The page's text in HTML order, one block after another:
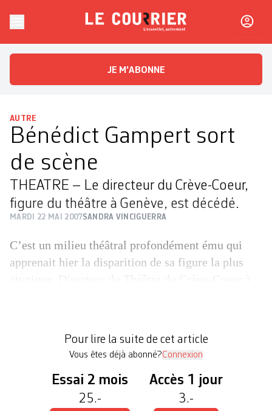
Le CourrierL'essentiel, autrement
JE M'ABONNE
AUTRE
Bénédict Gampert sort
de scène
THEATRE – Le directeur du Crève-Coeur,
figure du théâtre à Genève, est décédé.
MARDI 22 MAI 2007SANDRA VINCIGUERRA
C’est un milieu théâtral profondément ému qui
apprenait hier la disparition de sa figure la plus
la maison familiale.Formé […]
Pour lire la suite de cet article
Vous êtes déjà abonné?Connexion
Essai 2 mois
25.-
Accès 1 jour
3.-